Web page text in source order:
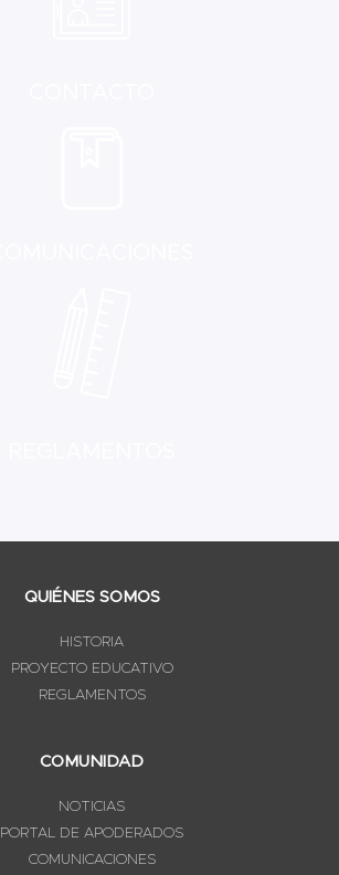
QUIÉNES SOMOS
HISTORIA
PROYECTO EDUCATIVO
REGLAMENTOS
COMUNIDAD
NOTICIAS
PORTAL DE APODERADOS
COMUNICACIONES